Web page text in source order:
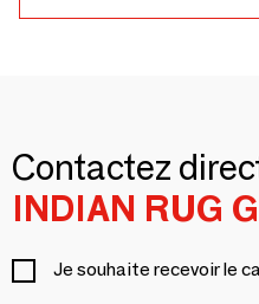
Contactez
INDIAN RUG
Je souhaite recevoir le